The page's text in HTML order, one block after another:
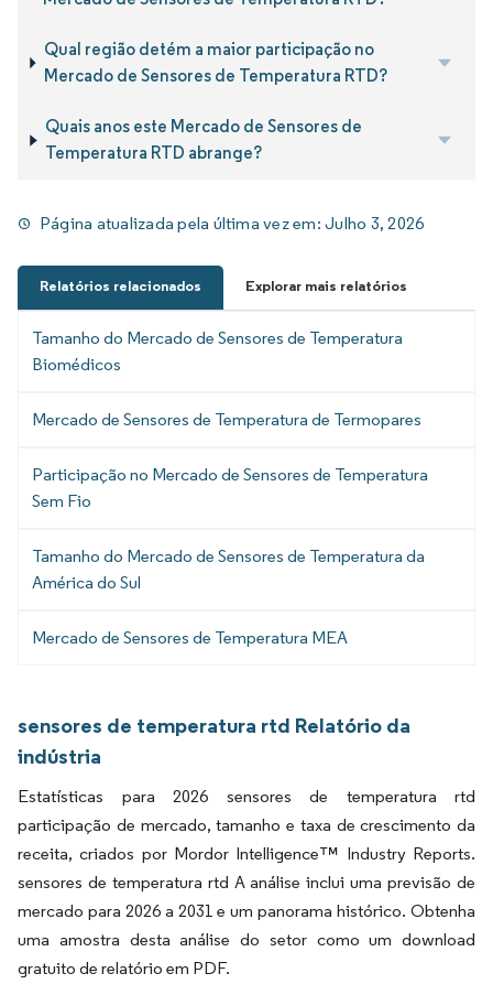
Qual região detém a maior participação no
Mercado de Sensores de Temperatura RTD?
Quais anos este Mercado de Sensores de
Temperatura RTD abrange?
Página atualizada pela última vez em:Julho 3, 2026
Relatórios relacionados Explorar mais relatórios
Tamanho do Mercado de Sensores de Temperatura
Biomédicos
Mercado de Sensores de Temperatura de Termopares
Participação no Mercado de Sensores de Temperatura
Sem Fio
Tamanho do Mercado de Sensores de Temperatura da
América do Sul
Mercado de Sensores de Temperatura MEA
sensores de temperatura rtd Relatório da
indústria
Estatísticas para 2026 sensores de temperatura rtd
participação de mercado, tamanho e taxa de crescimento da
receita, criados por Mordor Intelligence™ Industry Reports.
sensores de temperatura rtd A análise inclui uma previsão de
mercado para 2026 a 2031 e um panorama histórico. Obtenha
uma amostra desta análise do setor como um download
gratuito de relatório em PDF.